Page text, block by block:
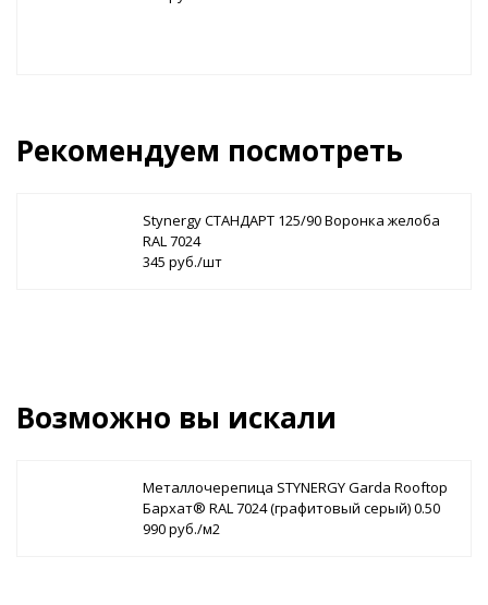
Рекомендуем посмотреть
Stynergy СТАНДАРТ 125/90 Воронка желоба
RAL 7024
345 руб./шт
Возможно вы искали
Металлочерепица STYNERGY Garda Rooftop
Бархат® RAL 7024 (графитовый серый) 0.50
990 руб./м2